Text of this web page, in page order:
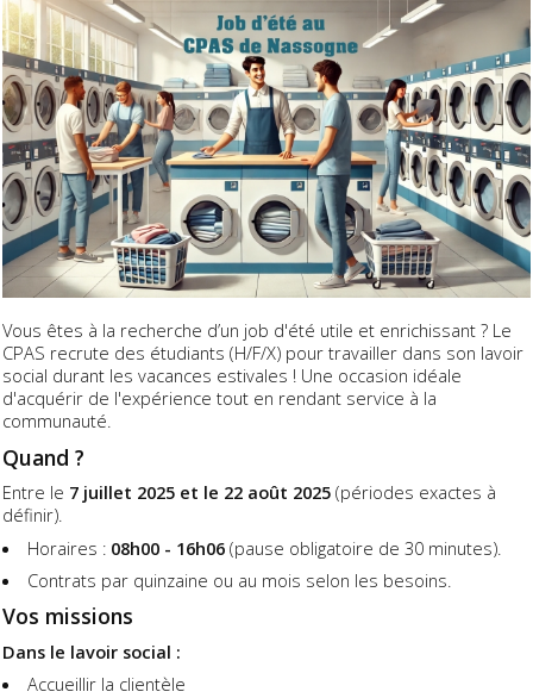
Vous êtes à la recherche d’un job d'été utile et enrichissant ? Le
CPAS recrute des étudiants (H/F/X) pour travailler dans son lavoir
social durant les vacances estivales ! Une occasion idéale
d'acquérir de l'expérience tout en rendant service à la
communauté.
Quand ?
Entre le 7 juillet 2025 et le 22 août 2025 (périodes exactes à
définir).
Horaires : 08h00 - 16h06(pause obligatoire de 30 minutes).
Contrats par quinzaine ou au mois selon les besoins.
Vos missions
Dans le lavoir social :
Accueillir la clientèle